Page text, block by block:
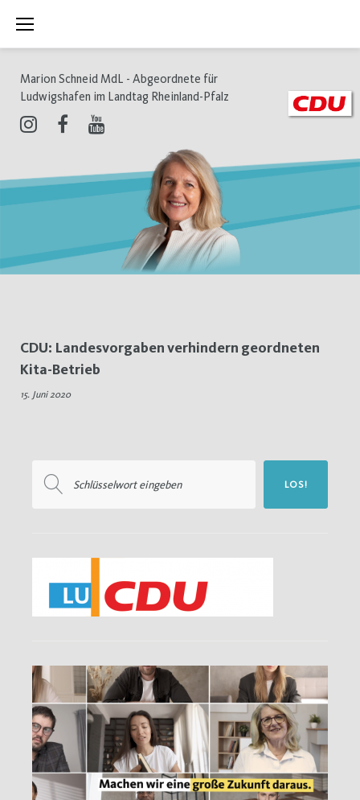
Inhalt
Marion Schneid MdL - Abgeordnete für
Ludwigshafen im Landtag Rheinland-Pfalz
Schlagwort:
Enttäuschung
CDU: Landesvorgaben verhindern geordneten
Kita-Betrieb
15. Juni 2020
nach:
LOS!